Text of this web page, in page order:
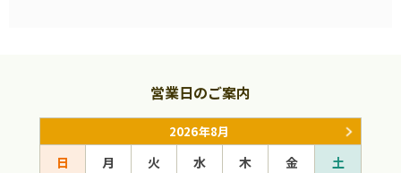
営業日のご案内
2026年8月
日 月 火 水 木 金
土